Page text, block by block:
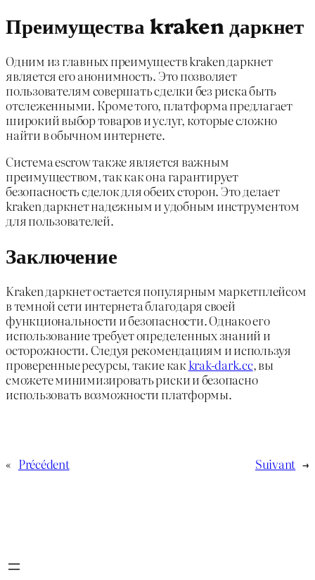
Преимущества kraken даркнет
Одним из главных преимуществ kraken даркнет
является его анонимность. Это позволяет
пользователям совершать сделки без риска быть
отслеженными. Кроме того, платформа предлагает
широкий выбор товаров и услуг, которые сложно
найти в обычном интернете.
Система escrow также является важным
преимуществом, так как она гарантирует
безопасность сделок для обеих сторон. Это делает
kraken даркнет надежным и удобным инструментом
для пользователей.
Заключение
Kraken даркнет остается популярным маркетплейсом
в темной сети интернета благодаря своей
функциональности и безопасности. Однако его
использование требует определенных знаний и
осторожности. Следуя рекомендациям и используя
проверенные ресурсы, такие какkrak-dark.cc, вы
сможете минимизировать риски и безопасно
использовать возможности платформы.
« Précédent Suivant →